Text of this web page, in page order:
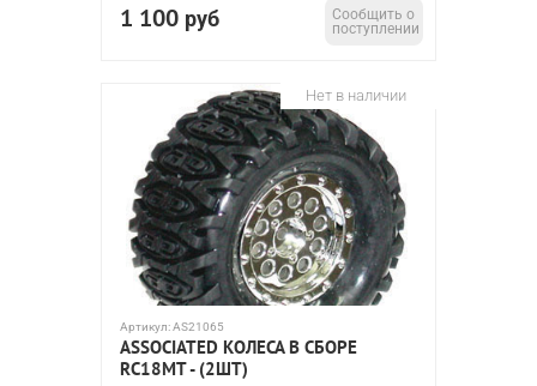
1 100 руб
Сообщить о
поступлении
Нет в наличии
Артикул:AS21065
ASSOCIATED КОЛЕСА В СБОРЕ
RC18MT - (2ШТ)